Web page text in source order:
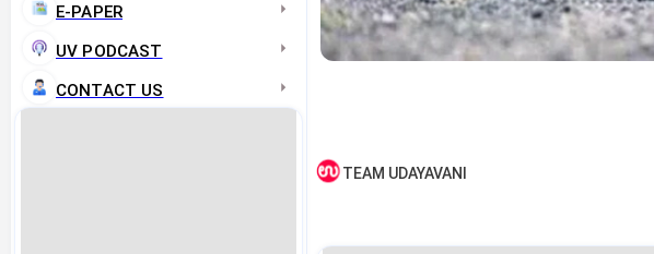
E-PAPER
UV PODCAST
CONTACT US
TEAM UDAYAVANI